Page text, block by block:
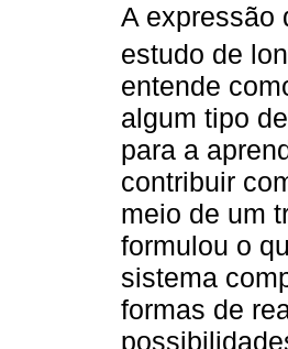
A expressão
estudo de
entende
algum tipo
para a
contribuir
meio de um
formulou o
sistema
formas de